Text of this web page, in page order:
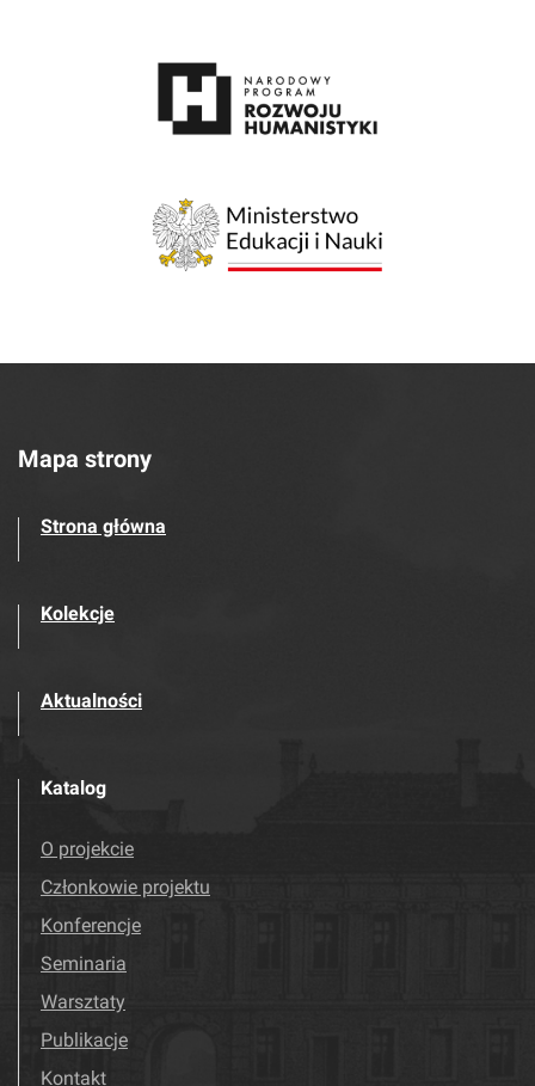
Mapa strony
Strona główna
Kolekcje
Aktualności
Katalog
O projekcie
Członkowie projektu
Konferencje
Seminaria
Warsztaty
Publikacje
Kontakt